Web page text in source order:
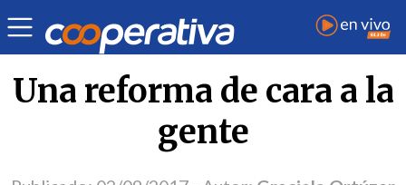
Opinión | Graciela Ortúzar
Una reforma de cara a la
gente